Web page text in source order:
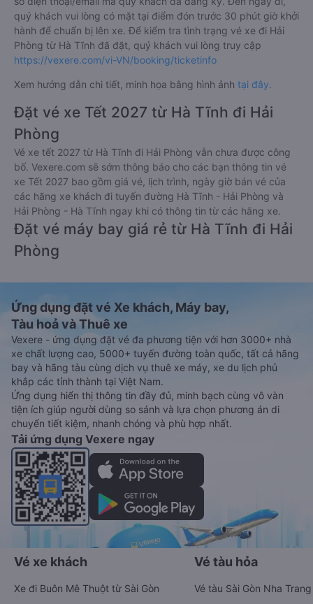
quý khách vui lòng có mặt tại điểm đón trước 30 phút giờ khởi
hành để chuẩn bị lên xe. Để kiểm tra tình trạng vé xe đi Hải
Phòng từ Hà Tĩnh đã đặt, quý khách vui lòng truy cập
https://vexere.com/vi-VN/booking/ticketinfo
Xem hướng dẫn chi tiết, minh họa bằng hình ảnh tại đây.
Đặt vé xe Tết 2027 từ Hà Tĩnh đi Hải
Phòng
Vé xe tết 2027 từ Hà Tĩnh đi Hải Phòng vẫn chưa được công
bố. Vexere.com sẽ sớm thông báo cho các bạn thông tin vé
xe Tết 2027 bao gồm giá vé, lịch trình, ngày giờ bán vé của
các hãng xe khách đi tuyến đường Hà Tĩnh - Hải Phòng và
Hải Phòng - Hà Tĩnh ngay khi có thông tin từ các hãng xe.
Đặt vé máy bay giá rẻ từ Hà Tĩnh đi Hải
Phòng
Ứng dụng đặt vé Xe khách, Máy bay,
Tàu hoả và Thuê xe
Vexere - ứng dụng đặt vé đa phương tiện với hơn 3000+ nhà
xe chất lượng cao, 5000+ tuyến đường toàn quốc, tất cả hãng
bay và hãng tàu cùng dịch vụ thuê xe máy, xe du lịch phủ
khắp các tỉnh thành tại Việt Nam.
Ứng dụng hiển thị thông tin đầy đủ, minh bạch cùng vô vàn
tiện ích giúp người dùng so sánh và lựa chọn phương án di
chuyển tiết kiệm, nhanh chóng và phù hợp nhất.
Tải ứng dụng Vexere ngay
Vé xe khách
Xe đi Buôn Mê Thuột từ Sài Gòn
Vé tàu hỏa
Vé tàu Sài Gòn Nha Trang